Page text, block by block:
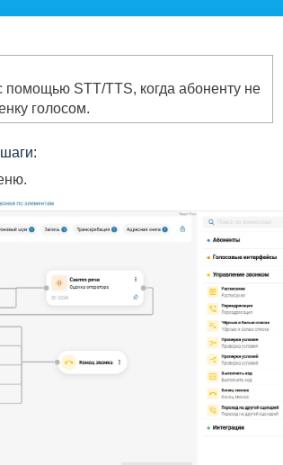
помощью STT/TTS, когда абоненту не
голосом.